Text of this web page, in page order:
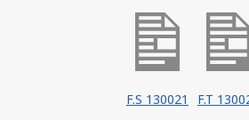
F.S 130021 F.T